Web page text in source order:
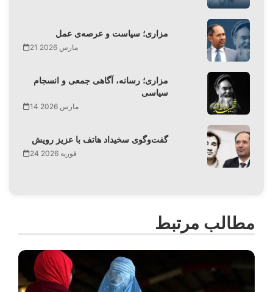
مزاری؛ سیاست و عرصه‌ی عمل
21 مارس 2026
مزاری؛ رسانه، آگاهی جمعی و انسجام
سیاسی
14 مارس 2026
گفت‌وگوی سخیداد هاتف با عزیز رویش
24 فوریه 2026
مطالب مرتبط